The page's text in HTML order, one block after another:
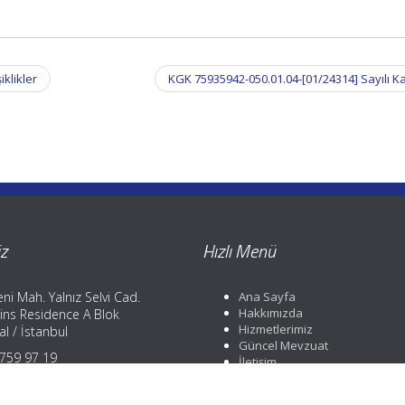
KGK 75935942-050.01.04-[01/24314] Sayılı
Mah. Yalnız Selvi Cad.
Residence A Blok
/ İstanbul
97 19
Hızlı Menü
Ana Sayfa
Hakkımızda
Hizmetlerimiz
Güncel Mevzuat
İletişim